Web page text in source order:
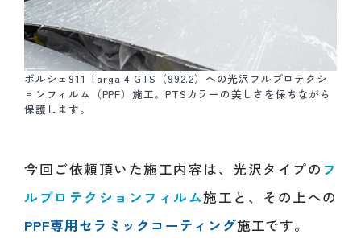
ポルシェ911 Targa 4 GTS（992.2）への光沢フルプロテクシ
ョンフィルム（PPF）施工。PTSカラーの美しさを保ちながら
保護します。
今回ご依頼頂いた施工内容は、光沢タイプの フ
ルプロテクションフィルム施工と、その上への
PPF専用セラミックコーティング施工です。